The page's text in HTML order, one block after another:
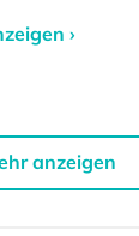
›
anzeigen